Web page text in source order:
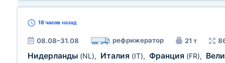
18 часов назад
08.08–31.08 рефрижератор 21 т
Нидерланды (NL), Италия (IT), Франция (FR),